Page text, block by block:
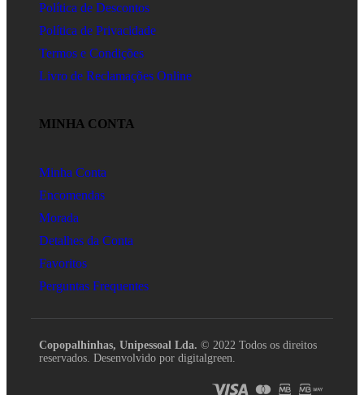
Política de Descontos
Política de Privacidade
Termos e Condições
Livro de Reclamações Online
MINHA CONTA
Minha Conta
Encomendas
Morada
Detalhes da Conta
Favoritos
Perguntas Frequentes
Copopalhinhas, Unipessoal Lda. © 2022 Todos os direitos
reservados. Desenvolvido por digitalgreen.